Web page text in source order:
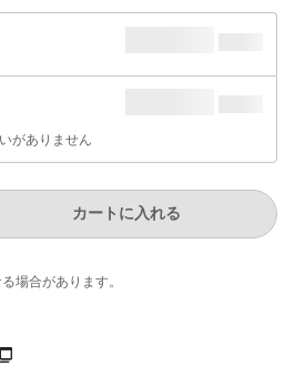
がありません
カートに入れる
場合が​あります。